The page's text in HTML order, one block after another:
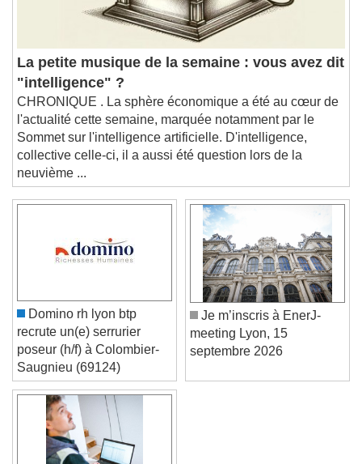
Audio Track
Fullscreen
This is a modal window.
Beginning of dialog window. Escape will cancel
and close the window.
Text
Text Background
Caption Area Background
Font Size
Text Edge Style
Font Family
La petite musique de la semaine : vous avez dit
"intelligence" ?
CHRONIQUE . La sphère économique a été au cœur de
l'actualité cette semaine, marquée notamment par le
Sommet sur l'intelligence artificielle. D'intelligence,
collective celle-ci, il a aussi été question lors de la
neuvième ...
Domino rh lyon btp
recrute un(e) serrurier
poseur (h/f) à Colombier-
Saugnieu (69124)
Je m’inscris à EnerJ-
meeting Lyon, 15